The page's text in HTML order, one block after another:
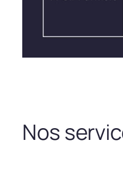
Nos